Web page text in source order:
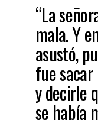
“La
mala. Y
asustó,
fue
y decirle
se había